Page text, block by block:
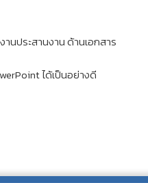
นประสานงาน ด้านเอกสาร
ได้เป็นอย่างดี